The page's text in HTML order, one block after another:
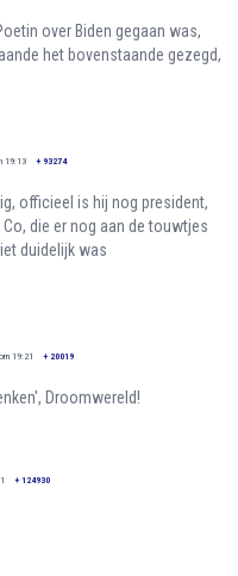
over Biden gegaan was,
het bovenstaande gezegd,
19:13 + 93274
officieel is hij nog president,
die er nog aan de touwtjes
duidelijk was
19:21 + 20019
Droomwereld!
+ 124930